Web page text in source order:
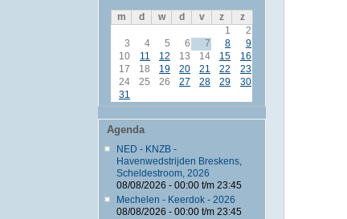
m d w d v z
z
1
2
3
4 5 6 7 8
9
10
11 12 13 14 15
16
17
18 19 20 21 22
23
24
25 26 27 28 29
30
31
Agenda
NED - KNZB -
Havenwedstrijden Breskens,
Scheldestroom, 2026
08/08/2026 - 00:00t/m 23:45
Mechelen - Keerdok - 2026
08/08/2026 - 00:00t/m 23:45